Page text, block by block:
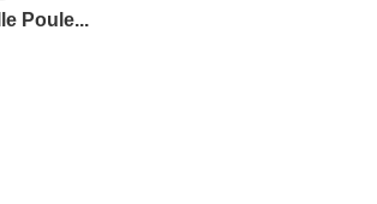
Poule...